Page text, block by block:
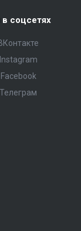
соцсетях
Instagram
Facebook
Телеграм